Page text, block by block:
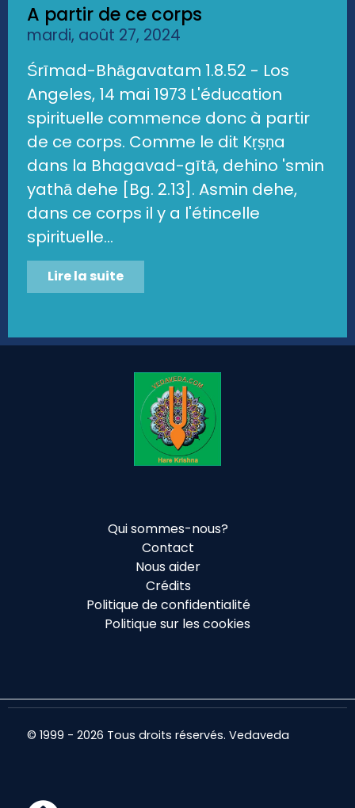
A partir de ce corps
mardi, août 27, 2024
Śrīmad-Bhāgavatam 1.8.52 - Los
Angeles, 14 mai 1973 L'éducation
spirituelle commence donc à partir
de ce corps. Comme le dit Kṛṣṇa
dans la Bhagavad-gītā, dehino 'smin
yathā dehe [Bg. 2.13]. Asmin dehe,
dans ce corps il y a l'étincelle
spirituelle...
Lire la suite
Qui sommes-nous?
Contact
Nous aider
Crédits
Politique de confidentialité
Politique sur les cookies
© 1999 - 2026 Tous droits réservés. Vedaveda